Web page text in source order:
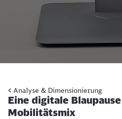
Analyse & Dimensionierung
Eine digitale
Mobilitätsmix